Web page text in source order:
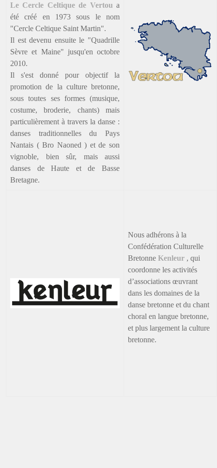
Le Cercle Celtique de Vertou a
été créé en 1973 sous le nom
"Cercle Celtique Saint Martin".
Il est devenu ensuite le "Quadrille
Sèvre et Maine" jusqu'en octobre
2010.
Il s'est donné pour objectif la
promotion de la culture bretonne,
sous toutes ses formes (musique,
costume, broderie, chants) mais
particulièrement à travers la danse :
danses traditionnelles du Pays
Nantais ( Bro Naoned ) et de son
vignoble, bien sûr, mais aussi
danses de Haute et de Basse
Bretagne.
Nous adhérons à la
Confédération Culturelle
Bretonne Kenleur , qui
coordonne les activités
d’associations œuvrant
dans les domaines de la
danse bretonne et du chant
choral en langue bretonne,
et plus largement la culture
bretonne.